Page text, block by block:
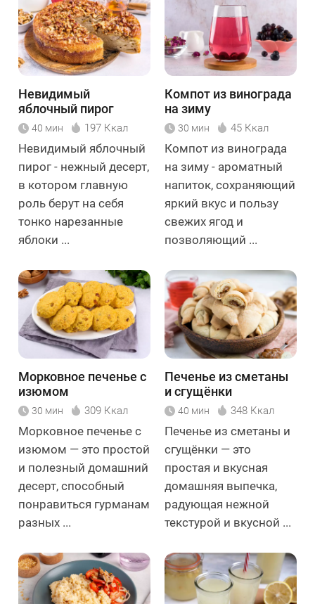
Невидимый
яблочный пирог
40 мин 197 Ккал
Невидимый яблочный
пирог - нежный десерт,
в котором главную
роль берут на себя
тонко нарезанные
яблоки ...
Компот из винограда
на зиму
30 мин 45 Ккал
Компот из винограда
на зиму - ароматный
напиток, сохраняющий
яркий вкус и пользу
свежих ягод и
позволяющий ...
Морковное печенье с
изюмом
30 мин 309 Ккал
Морковное печенье с
изюмом — это простой
и полезный домашний
десерт, способный
понравиться гурманам
разных ...
Печенье из сметаны
и сгущёнки
40 мин 348 Ккал
Печенье из сметаны и
сгущёнки — это
простая и вкусная
домашняя выпечка,
радующая нежной
текстурой и вкусной ...